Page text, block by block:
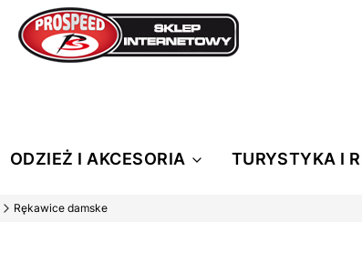
ODZIEŻ I AKCESORIA TURYSTYKA I
Rękawice damske